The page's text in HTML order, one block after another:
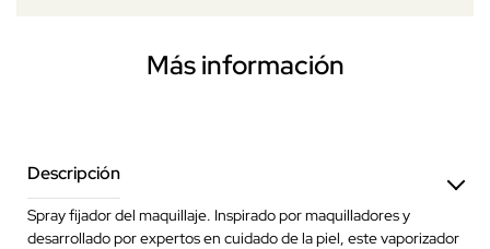
Más información
Descripción
Spray fijador del maquillaje. Inspirado por maquilladores y
desarrollado por expertos en cuidado de la piel, este vaporizador